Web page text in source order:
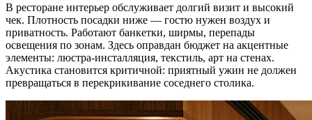
В ресторане интерьер обслуживает долгий визит и высокий
чек. Плотность посадки ниже — гостю нужен воздух и
приватность. Работают банкетки, ширмы, перепады
освещения по зонам. Здесь оправдан бюджет на акцентные
элементы: люстра-инсталляция, текстиль, арт на стенах.
Акустика становится критичной: приятный ужин не должен
превращаться в перекрикивание соседнего столика.